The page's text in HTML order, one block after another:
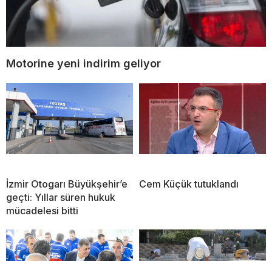
Motorine yeni indirim geliyor
İzmir Otogarı Büyükşehir’e
geçti: Yıllar süren hukuk
mücadelesi bitti
Cem Küçük tutuklandı